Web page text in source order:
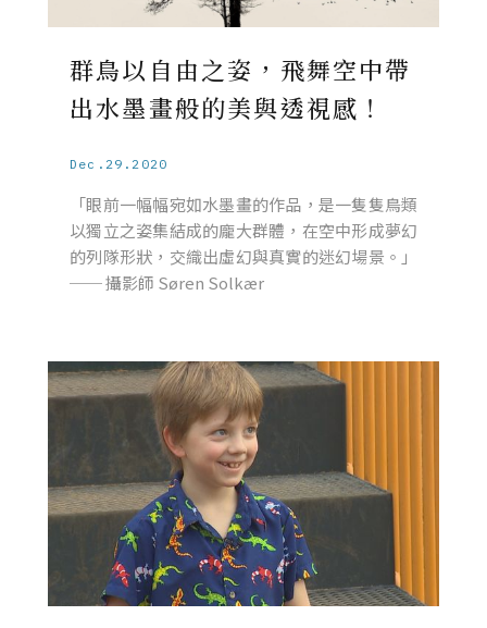
群鳥以自由之姿，飛舞空中帶
出水墨畫般的美與透視感！
Dec.29.2020
「眼前一幅幅宛如水墨畫的作品，是一隻隻鳥類
以獨立之姿集結成的龐大群體，在空中形成夢幻
的列隊形狀，交織出虛幻與真實的迷幻場景。」
── 攝影師 Søren Solkær